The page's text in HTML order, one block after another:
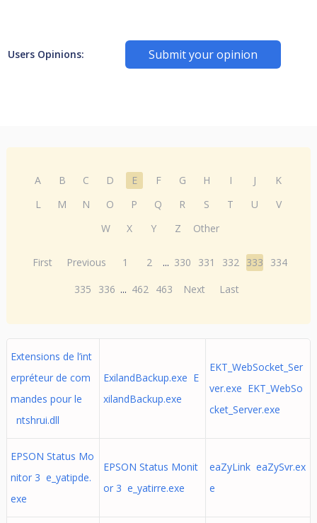
Users Opinions: Submit your opinion
A B C D E F G H I J
K
L
M N O P Q R S T U
V
W
X Y Z Other
First Previous 1 2 ... 330 331 332 333
334
335
336 ... 462 463 Next Last
Extensions de l’int
erpréteur de com
mandes pour le
ntshrui.dll
ExilandBackup.exe E
xilandBackup.exe
EKT_WebSocket_Ser
ver.exe EKT_WebSo
cket_Server.exe
EPSON Status Mo
nitor 3 e_yatipde.
exe
EPSON Status Monit
or 3 e_yatirre.exe
eaZyLink eaZySvr.ex
e